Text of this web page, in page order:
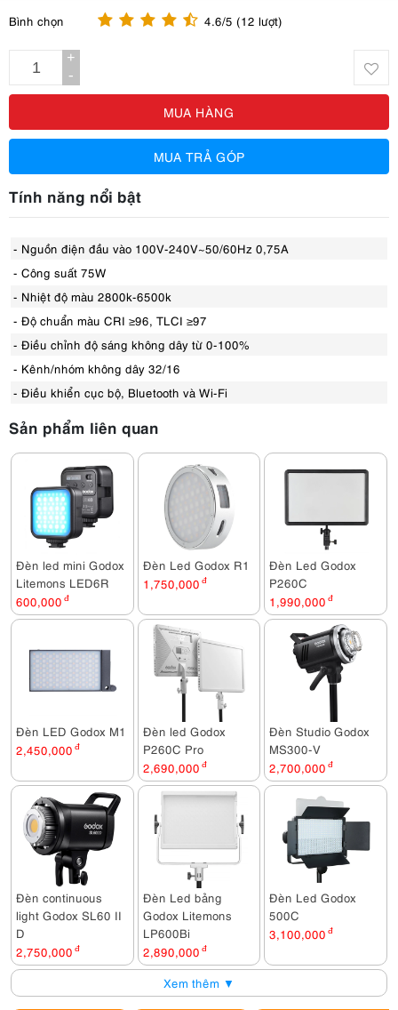
Bình chọn 4.6/5 (12 lượt)
+
-
MUA HÀNG
MUA TRẢ GÓP
Tính năng nổi bật
- Nguồn điện đầu vào 100V-240V~50/60Hz 0,75A
- Công suất 75W
- Nhiệt độ màu 2800k-6500k
- Độ chuẩn màu CRI ≥96, TLCI ≥97
- Điều chỉnh độ sáng không dây từ 0-100%
- Kênh/nhóm không dây 32/16
- Điều khiển cục bộ, Bluetooth và Wi-Fi
Sản phẩm liên quan
Đèn led mini Godox
Litemons LED6R
600,000 đ
Đèn Led Godox R1
1,750,000 đ
Đèn Led Godox
P260C
1,990,000 đ
Đèn LED Godox M1
2,450,000 đ
Đèn led Godox
P260C Pro
2,690,000 đ
Đèn Studio Godox
MS300-V
2,700,000 đ
Đèn continuous
light Godox SL60 II
D
2,750,000 đ
Đèn Led bảng
Godox Litemons
LP600Bi
2,890,000 đ
Đèn Led Godox
500C
3,100,000 đ
Xem thêm ▼